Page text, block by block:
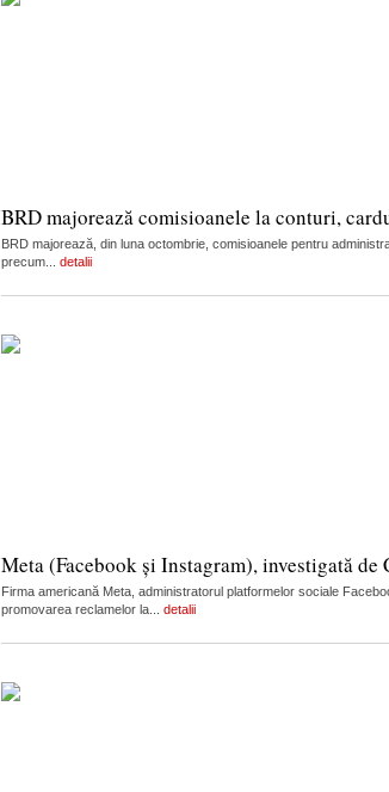
BRD majorează comisioanele la conturi,
BRD majorează, din luna octombrie, comisioanele pentru
precum... detalii
Meta (Facebook și Instagram), investigată
Firma americană Meta, administratorul platformelor sociale
promovarea reclamelor la... detalii